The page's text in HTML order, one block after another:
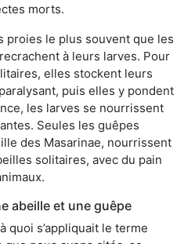
morts.
proies le plus souvent que les
à leurs larves. Pour
elles stockent leurs
puis elles y pondent
les larves se nourrissent
Seules les guêpes
des Masarinae, nourrissent
solitaires, avec du pain
abeille et une guêpe
quoi s’appliquait le terme